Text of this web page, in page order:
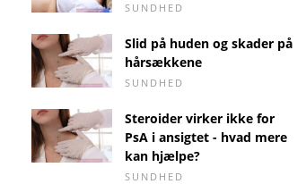
SUNDHED
Slid på huden og skader på
hårsækkene
SUNDHED
Steroider virker ikke for
PsA i ansigtet - hvad mere
kan hjælpe?
SUNDHED